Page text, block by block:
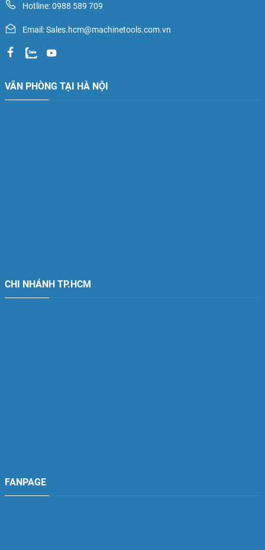
Hotline: 0988 589 709
Email: Sales.hcm@machinetools.com.vn
VĂN PHÒNG TẠI HÀ NỘI
CHI NHÁNH TP.HCM
FANPAGE